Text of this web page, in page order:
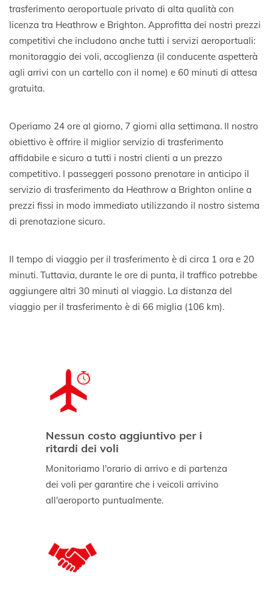
trasferimento aeroportuale privato di alta qualità con
licenza tra Heathrow e Brighton. Approfitta dei nostri prezzi
competitivi che includono anche tutti i servizi aeroportuali:
monitoraggio dei voli, accoglienza (il conducente aspetterà
agli arrivi con un cartello con il nome) e 60 minuti di attesa
gratuita.
Operiamo 24 ore al giorno, 7 giorni alla settimana. Il nostro
obiettivo è offrire il miglior servizio di trasferimento
affidabile e sicuro a tutti i nostri clienti a un prezzo
competitivo. I passeggeri possono prenotare in anticipo il
servizio di trasferimento da Heathrow a Brighton online a
prezzi fissi in modo immediato utilizzando il nostro sistema
di prenotazione sicuro.
Il tempo di viaggio per il trasferimento è di circa 1 ora e 20
minuti. Tuttavia, durante le ore di punta, il traffico potrebbe
aggiungere altri 30 minuti al viaggio. La distanza del
viaggio per il trasferimento è di 66 miglia (106 km).
Nessun costo aggiuntivo per i
ritardi dei voli
Monitoriamo l'orario di arrivo e di partenza
dei voli per garantire che i veicoli arrivino
all'aeroporto puntualmente.